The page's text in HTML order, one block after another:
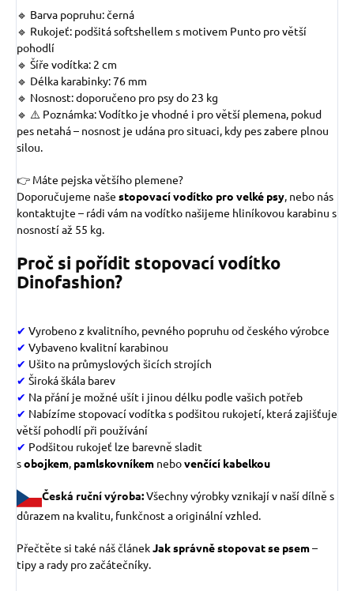
🔹 Barva popruhu: černá
🔹 Rukojeť: podšitá softshellem s motivem Punto pro větší
pohodlí
🔹 Šíře vodítka: 2 cm
🔹 Délka karabinky: 76 mm
🔹 Nosnost: doporučeno pro psy do 23 kg
🔹 ⚠️ Poznámka: Vodítko je vhodné i pro větší plemena, pokud
pes netahá – nosnost je udána pro situaci, kdy pes zabere plnou
silou.
👉 Máte pejska většího plemene?
Doporučujeme naše stopovací vodítko pro velké psy, nebo nás
kontaktujte – rádi vám na vodítko našijeme hliníkovou karabinu s
nosností až 55 kg.
Proč si pořídit stopovací vodítko
Dinofashion?
✔ Vyrobeno z kvalitního, pevného popruhu od českého výrobce
✔ Vybaveno kvalitní karabinou
✔ Ušito na průmyslových šicích strojích
✔ Široká škála barev
✔ Na přání je možné ušít i jinou délku podle vašich potřeb
✔ Nabízíme stopovací vodítka s podšitou rukojetí, která zajišťuje
větší pohodlí při používání
✔ Podšitou rukojeť lze barevně sladit
sobojkem, pamlskovníkem nebovenčící kabelkou
Česká ruční výroba:Všechny výrobky vznikají v naší dílně s
důrazem na kvalitu, funkčnost a originální vzhled.
Přečtěte si také náš článekJak správně stopovat se psem–
tipy a rady pro začátečníky.